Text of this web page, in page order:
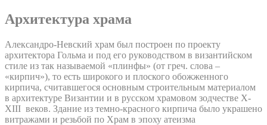
Архитектура храма
Александро-Невский храм был построен по проекту
архитектора Гольма и под его руководством в византийском
стиле из так называемой «плинфы» (от греч. слова –
«кирпич»), то есть широкого и плоского обожженного
кирпича, считавшегося основным строительным материалом
в архитектуре Византии и в русском храмовом зодчестве X-
XIII веков. Здание из темно-красного кирпича было украшено
витражами и резьбой по Храм в эпоху атеизма